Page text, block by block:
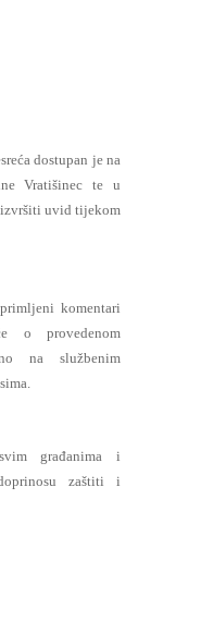
dostupan je na
Vratišinec te u
izvršiti uvid tijekom
komentari
o provedenom
na službenim
građanima i
zaštiti i